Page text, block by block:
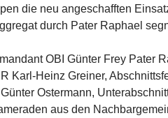
die neu angeschafften
durch Pater Raphael
OBI Günter Frey Pater
Karl-Heinz Greiner,
Ostermann,
aus den